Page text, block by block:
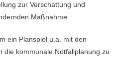
zur Verschattung und
Maßnahme
ein Planspiel u.a. mit den
die kommunale Notfallplanung zu